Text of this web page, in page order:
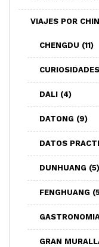
VIAJES POR
CHENGDU (11)
DALI (4)
DATONG (9)
DATOS
DUNHUANG (5)
FENGHUANG
GRAN